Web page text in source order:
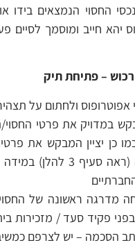
החסוי הנמצאים בידו
יהא חייב ומוסמך
רכוש – פתיחת תיק
אפוטרופוס ולחתום על
במדויק את פרטי החסוי/
כן יציין המבקש את
המשיב/ים הנוספים
מדרגה ראשונה של
פקיד סעד / מזכירות
הסכמה – יש לצרפם